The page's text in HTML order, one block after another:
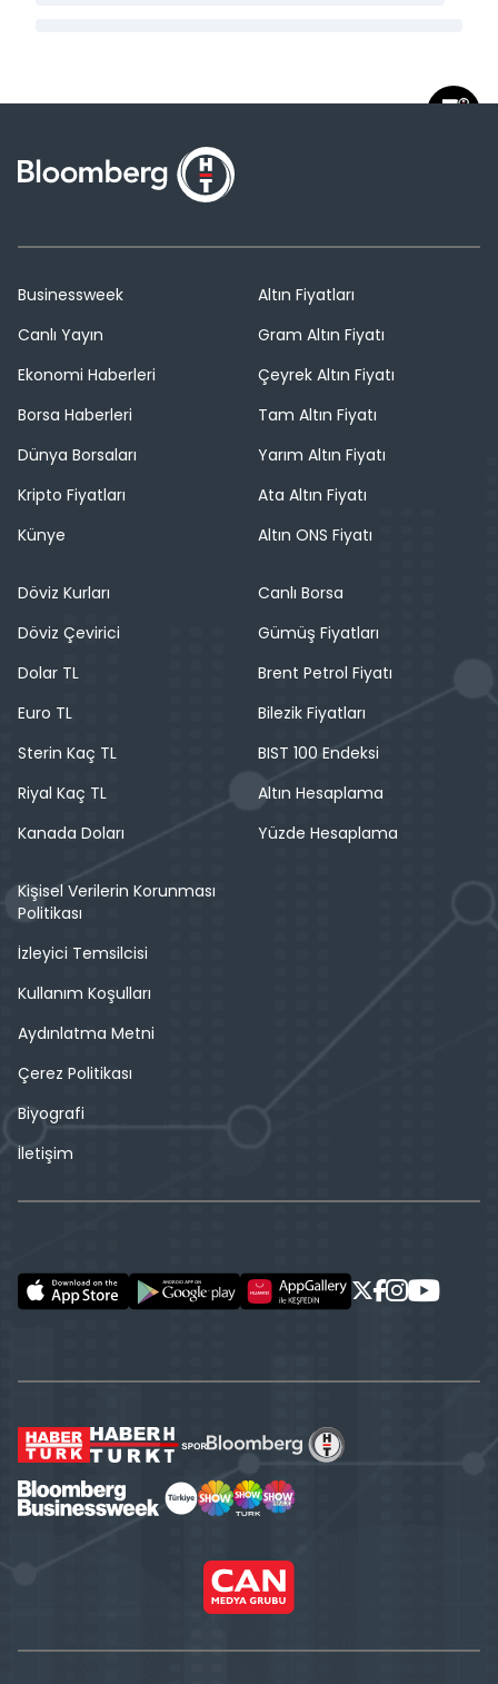
Businessweek
Canlı Yayın
Ekonomi Haberleri
Borsa Haberleri
Dünya Borsaları
Kripto Fiyatları
Künye
Altın Fiyatları
Gram Altın Fiyatı
Çeyrek Altın Fiyatı
Tam Altın Fiyatı
Yarım Altın Fiyatı
Ata Altın Fiyatı
Altın ONS Fiyatı
Döviz Kurları
Döviz Çevirici
Dolar TL
Euro TL
Sterin Kaç TL
Riyal Kaç TL
Kanada Doları
Canlı Borsa
Gümüş Fiyatları
Brent Petrol Fiyatı
Bilezik Fiyatları
BIST 100 Endeksi
Altın Hesaplama
Yüzde Hesaplama
Kişisel Verilerin Korunması
Politikası
İzleyici Temsilcisi
Kullanım Koşulları
Aydınlatma Metni
Çerez Politikası
Biyografi
İletişim